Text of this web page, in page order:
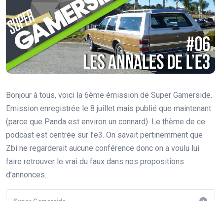
Bonjour à tous, voici la 6ème émission de Super Gamerside.
Emission enregistrée le 8 juillet mais publié que maintenant
(parce que Panda est environ un connard). Le thème de ce
podcast est centrée sur l’e3. On savait pertinemment que
Zbi ne regarderait aucune conférence donc on a voulu lui
faire retrouver le vrai du faux dans nos propositions
d’annonces.